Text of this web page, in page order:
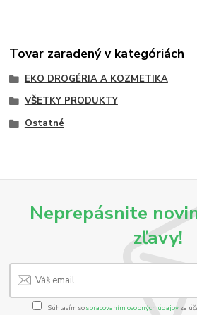
Tovar zaradený v kategóriách
EKO DROGÉRIA A KOZMETIKA
VŠETKY PRODUKTY
Ostatné
Neprepásnite
zľavy!
Súhlasím sospracovaním osobných údajov za